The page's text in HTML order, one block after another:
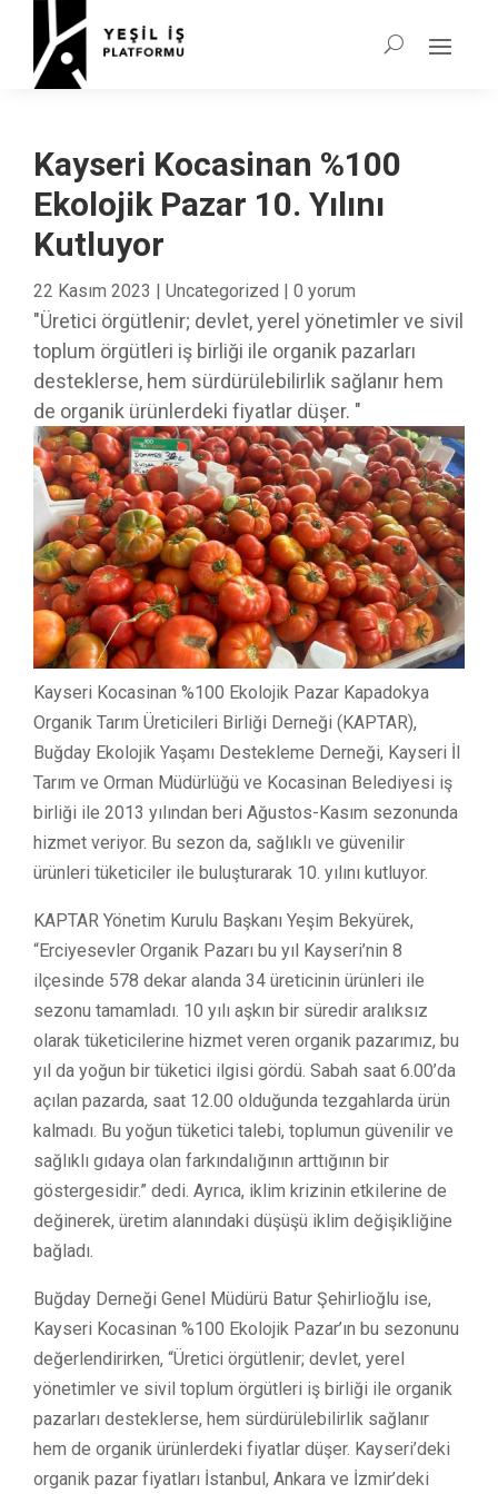
Kayseri Kocasinan %100
Ekolojik Pazar 10. Yılını
Kutluyor
22 Kasım 2023 | Uncategorized | 0 yorum
"Üretici örgütlenir; devlet, yerel yönetimler ve sivil
toplum örgütleri iş birliği ile organik pazarları
desteklerse, hem sürdürülebilirlik sağlanır hem
de organik ürünlerdeki fiyatlar düşer. "
Kayseri Kocasinan %100 Ekolojik Pazar Kapadokya
Organik Tarım Üreticileri Birliği Derneği (KAPTAR),
Buğday Ekolojik Yaşamı Destekleme Derneği, Kayseri İl
Tarım ve Orman Müdürlüğü ve Kocasinan Belediyesi iş
birliği ile 2013 yılından beri Ağustos-Kasım sezonunda
hizmet veriyor. Bu sezon da, sağlıklı ve güvenilir
ürünleri tüketiciler ile buluşturarak 10. yılını kutluyor.
KAPTAR Yönetim Kurulu Başkanı Yeşim Bekyürek,
“Erciyesevler Organik Pazarı bu yıl Kayseri’nin 8
ilçesinde 578 dekar alanda 34 üreticinin ürünleri ile
sezonu tamamladı. 10 yılı aşkın bir süredir aralıksız
olarak tüketicilerine hizmet veren organik pazarımız, bu
yıl da yoğun bir tüketici ilgisi gördü. Sabah saat 6.00’da
açılan pazarda, saat 12.00 olduğunda tezgahlarda ürün
kalmadı. Bu yoğun tüketici talebi, toplumun güvenilir ve
sağlıklı gıdaya olan farkındalığının arttığının bir
göstergesidir.” dedi. Ayrıca, iklim krizinin etkilerine de
değinerek, üretim alanındaki düşüşü iklim değişikliğine
bağladı.
Buğday Derneği Genel Müdürü Batur Şehirlioğlu ise,
Kayseri Kocasinan %100 Ekolojik Pazar’ın bu sezonunu
değerlendirirken, “Üretici örgütlenir; devlet, yerel
yönetimler ve sivil toplum örgütleri iş birliği ile organik
pazarları desteklerse, hem sürdürülebilirlik sağlanır
hem de organik ürünlerdeki fiyatlar düşer. Kayseri’deki
organik pazar fiyatları İstanbul, Ankara ve İzmir’deki